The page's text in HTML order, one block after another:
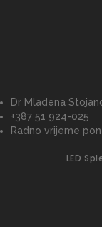
Dr Mladena
+387 51 924-025
Radno vrijeme
LED